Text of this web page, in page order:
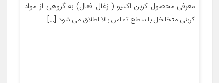
معرفی محصول کربن اکتیو ( زغال فعال) به گروهی از مواد
کربنی متخلخل با سطح تماس بالا اطلاق می شود […]